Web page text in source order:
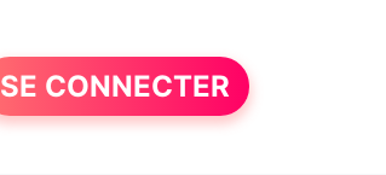
SE CONNECTER